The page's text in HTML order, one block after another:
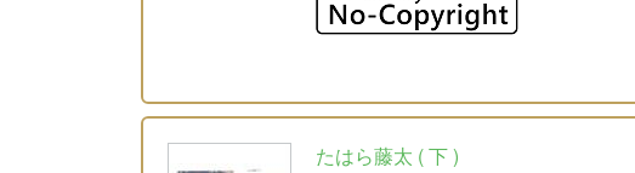
たはら藤太 ( 下 )